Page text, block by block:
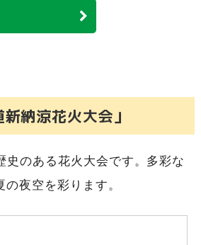
」
り」
り」
納涼花火大会」
のある花火大会です。多彩な
夜空を彩ります。